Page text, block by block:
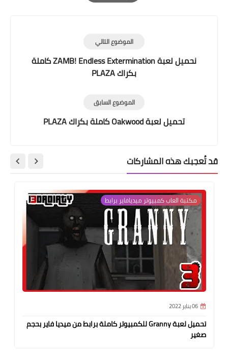
Print
الموضوع التالي
نحميل لعبة ZAMB! Endless Extermination كاملة
بكراك PLAZA
الموضوع السابق
تحميل لعبة Oakwood كاملة بكراك PLAZA
قد تُعجبك هذه المشاركات
مكتبة العاب كمبيوتر ميديافاير برابط
06 يناير 2022
تحميل لعبة Granny للكمبيوتر كاملة برابط من ميديا فاير بحجم
صغير